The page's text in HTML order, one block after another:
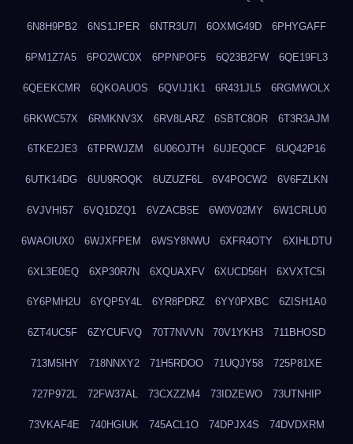
6N8H9PB2 6NS1JPER 6NTR3U7I 6OXMG49D 6PHYGAFF
6PM1Z7A5 6PO2WC0X 6PPNPOF5 6Q23B2FW 6QE19FL3
6QEEKCMR 6QKOAUOS 6QVIJ1K1 6R431JL5 6RGMWOLX
6RKWC57X 6RMKNV3X 6RV8LARZ 6SBTC8OR 6T3R3AJM
6TKE2JE3 6TPRWJZM 6U06OJTH 6UJEQ0CF 6UQ42P16
6UTK14DG 6UU9ROQK 6UZUZF6L 6V4POCW2 6V6FZLKN
6VJVHI57 6VQ1DZQ1 6VZACB5E 6W0V02MY 6W1CRLU0
6WAOIUX0 6WJXFPEM 6WSY8NWU 6XFR4OTY 6XIHLDTU
6XL3E0EQ 6XP30R7N 6XQUAXFV 6XUCD56H 6XVXTC5I
6Y6PMH2U 6YQP5Y4L 6YR8PDRZ 6YY0PXBC 6ZISH1A0
6ZT4UC5F 6ZYCUFVQ 70T7NVVN 70V1YKH3 711BHOSD
713M5IHY 718NNXY2 71H5RDOO 71UQJY58 725P81XE
727P972L 72FW37AL 73CXZZM4 73IDZEWO 73UTNHIP
73VKAF4E 740HGIUK 745ACL1O 74DPJX4S 74DVDXRM